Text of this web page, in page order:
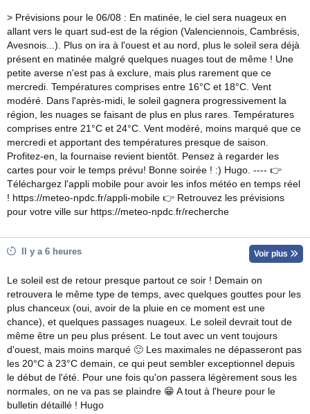
> Prévisions pour le 06/08 : En matinée, le ciel sera nuageux en
allant vers le quart sud-est de la région (Valenciennois, Cambrésis,
Avesnois...). Plus on ira à l'ouest et au nord, plus le soleil sera déjà
présent en matinée malgré quelques nuages tout de même ! Une
petite averse n'est pas à exclure, mais plus rarement que ce
mercredi. Températures comprises entre 16°C et 18°C. Vent
modéré. Dans l'après-midi, le soleil gagnera progressivement la
région, les nuages se faisant de plus en plus rares. Températures
comprises entre 21°C et 24°C. Vent modéré, moins marqué que ce
mercredi et apportant des températures presque de saison.
Profitez-en, la fournaise revient bientôt. Pensez à regarder les
cartes pour voir le temps prévu! Bonne soirée ! :) Hugo. ---- 👉
Téléchargez l'appli mobile pour avoir les infos météo en temps réel
! https://meteo-npdc.fr/appli-mobile 👉 Retrouvez les prévisions
pour votre ville sur https://meteo-npdc.fr/recherche
Il y a 6 heures Voir plus
Le soleil est de retour presque partout ce soir ! Demain on
retrouvera le même type de temps, avec quelques gouttes pour les
plus chanceux (oui, avoir de la pluie en ce moment est une
chance), et quelques passages nuageux. Le soleil devrait tout de
même être un peu plus présent. Le tout avec un vent toujours
d'ouest, mais moins marqué 🙂 Les maximales ne dépasseront pas
les 20°C à 23°C demain, ce qui peut sembler exceptionnel depuis
le début de l'été. Pour une fois qu'on passera légèrement sous les
normales, on ne va pas se plaindre 😁 A tout à l'heure pour le
bulletin détaillé ! Hugo